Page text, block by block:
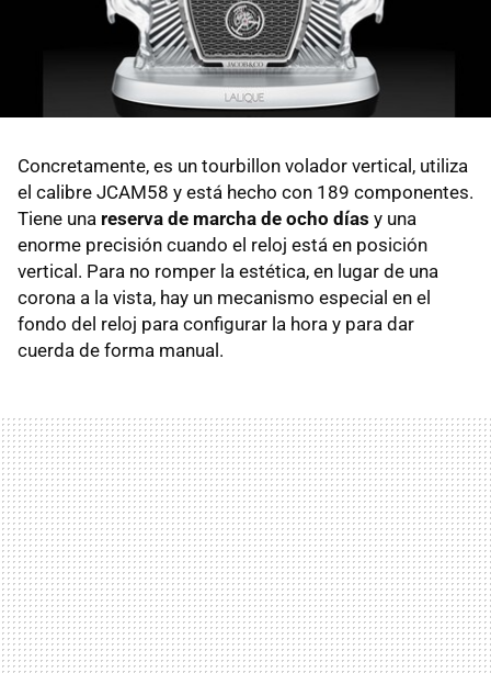
Concretamente, es un tourbillon volador vertical, utiliza
el calibre JCAM58 y está hecho con 189 componentes.
Tiene una reserva de marcha de ocho días y una
enorme precisión cuando el reloj está en posición
vertical. Para no romper la estética, en lugar de una
corona a la vista, hay un mecanismo especial en el
fondo del reloj para configurar la hora y para dar
cuerda de forma manual.